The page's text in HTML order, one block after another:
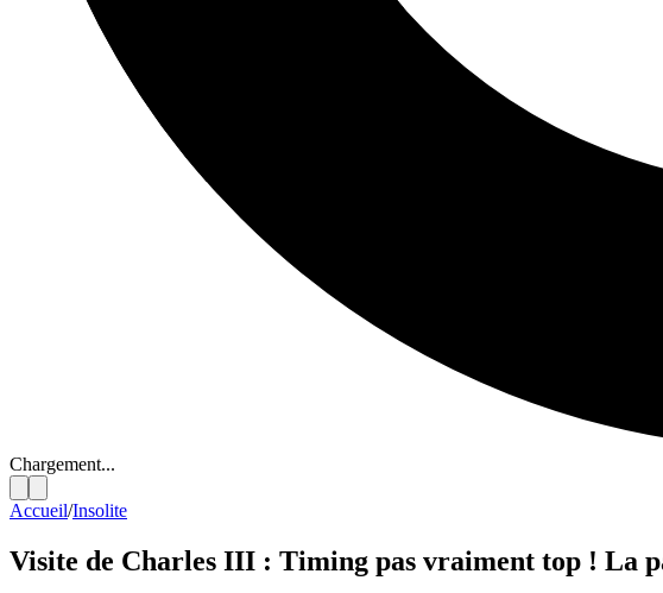
Chargement...
Accueil/Insolite
Visite de Charles III : Timing pas vraiment top ! La